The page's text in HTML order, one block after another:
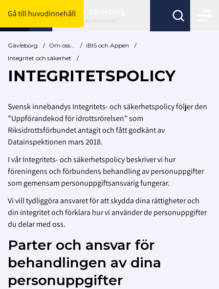
Gå till huvudinnehåll
Byt förbund här
Gävleborg / Om oss... / iBIS och Appen
/
Integritet och säkerhet
/
INTEGRITETSPOLICY
Svensk innebandys Integritets- och säkerhetspolicy följer den
”Uppförandekod för idrottsrörelsen” som
Riksidrottsförbundet antagit och fått godkänt av
Datainspektionen mars 2018.
I vår Integritets- och säkerhetspolicy beskriver vi hur
föreningens och förbundens behandling av personuppgifter
som gemensam personuppgiftsansvarig fungerar.
Vi vill tydliggöra ansvaret för att skydda dina rättigheter och
din integritet och förklara hur vi använder de personuppgifter
du delar med oss.
Parter och ansvar för
behandlingen av dina
personuppgifter